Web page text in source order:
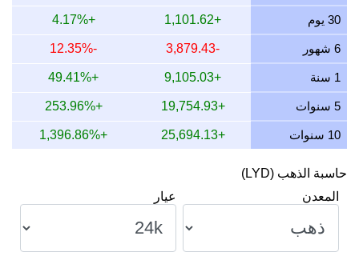
13 يوليو 2026 25,689.58
619.44
722.68
825.92
12 يوليو 2026 26,385.15
636.21
742.25
848.28
11 يوليو 2026 26,385.15
636.21
742.25
848.28
10 يوليو 2026 26,250.00
632.95
738.45
843.94
30 يوم +1,101.62
+4.17%
6 شهور -3,879.43
-12.35%
1 سنة +9,105.03
+49.41%
5 سنوات +19,754.93
+253.96%
10 سنوات +25,694.13
+1,396.86%
حاسبة الذهب (LYD)
المعدن
عيار